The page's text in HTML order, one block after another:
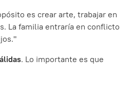
es crear arte, trabajar en
La familia entraría en conflicto
. Lo importante es que